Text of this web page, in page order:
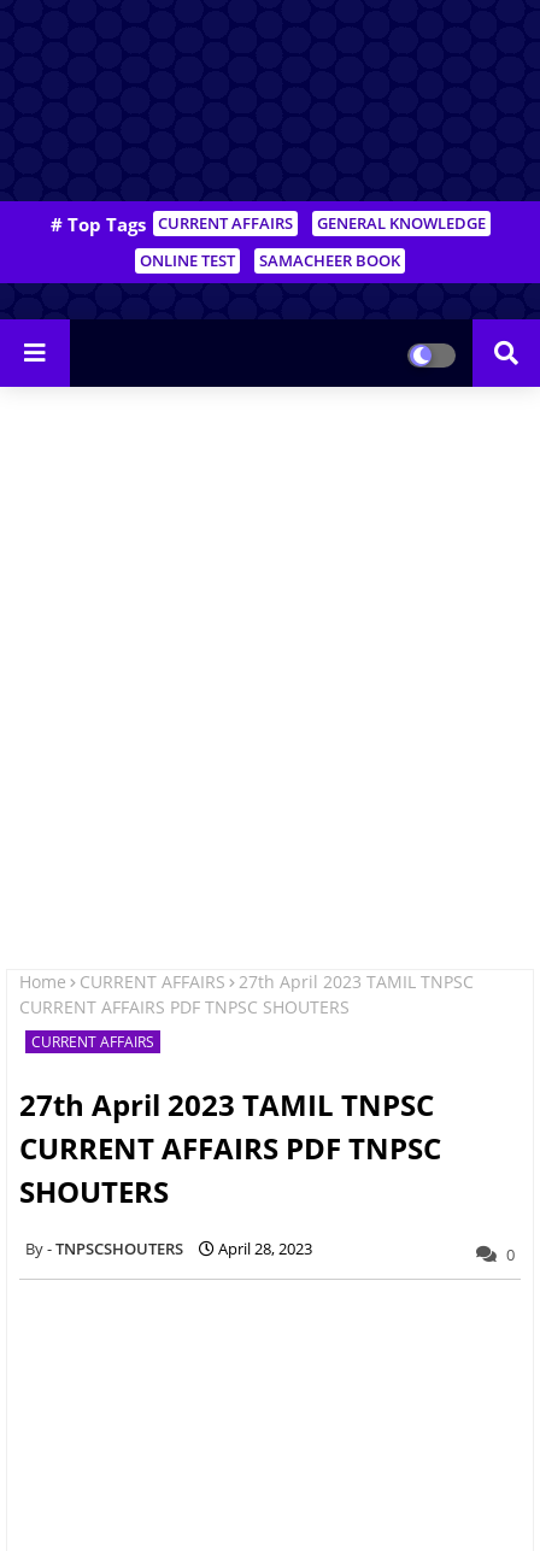
# Top Tags CURRENT AFFAIRS
GENERAL KNOWLEDGE
ONLINE TEST
SAMACHEER BOOK
Home CURRENT AFFAIRS
27th April 2023 TAMIL TNPSC
CURRENT AFFAIRS PDF TNPSC SHOUTERS
CURRENT AFFAIRS
27th April 2023 TAMIL TNPSC
CURRENT AFFAIRS PDF TNPSC
SHOUTERS
TNPSCSHOUTERS April 28, 2023 0